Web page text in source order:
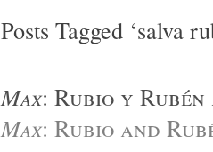
Posts Tagged ‘salva
Max: Rubio y
Max: Rubio and